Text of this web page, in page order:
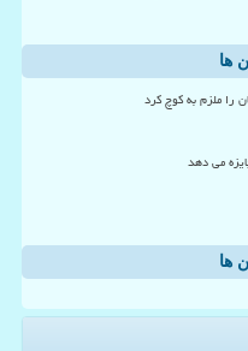
ها
را ملزم به کوچ کرد
می دهد
ها